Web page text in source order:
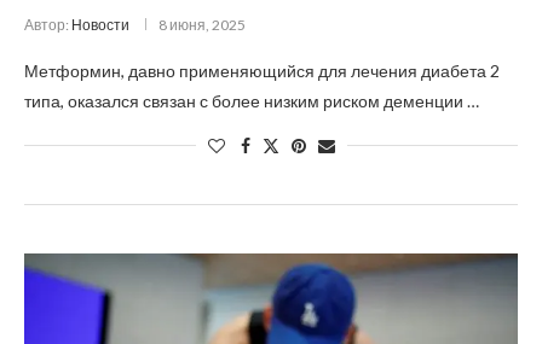
Автор: Новости 8 июня, 2025
Метформин, давно применяющийся для лечения диабета 2
типа, оказался связан с более низким риском деменции …